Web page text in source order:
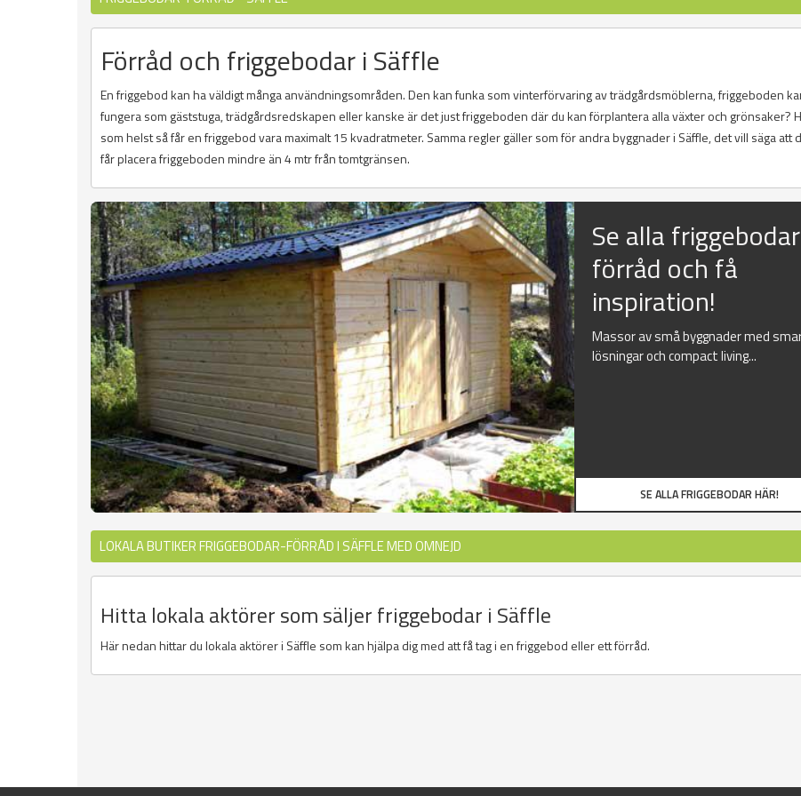
Förråd och friggebodar i Säffle
En friggebod kan ha väldigt många användningsområden. Den kan funka som vinterförvaring av trädgårdsmöblerna, friggeboden
fungera som gäststuga, trädgårdsredskapen eller kanske är det just friggeboden där du kan förplantera alla växter och grönsaker?
som helst så får en friggebod vara maximalt 15 kvadratmeter. Samma regler gäller som för andra byggnader i Säffle, det vill säga att
får placera friggeboden mindre än 4 mtr från tomtgränsen.
Se alla
förråd och få
inspiration!
Massor av små byggnader med
lösningar och compact living...
SE ALLA FRIGGEBODAR HÄR!
LOKALA BUTIKER FRIGGEBODAR-FÖRRÅD I SÄFFLE MED OMNEJD
Hitta lokala aktörer som säljer friggebodar i Säffle
Här nedan hittar du lokala aktörer i Säffle som kan hjälpa dig med att få tag i en friggebod eller ett förråd.